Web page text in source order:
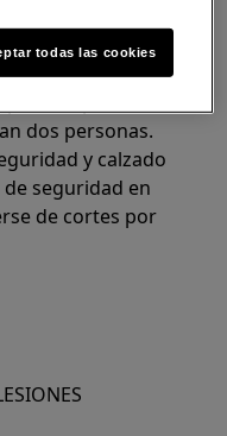
dos personas.
y calzado
seguridad en
de cortes por
todas las cookies